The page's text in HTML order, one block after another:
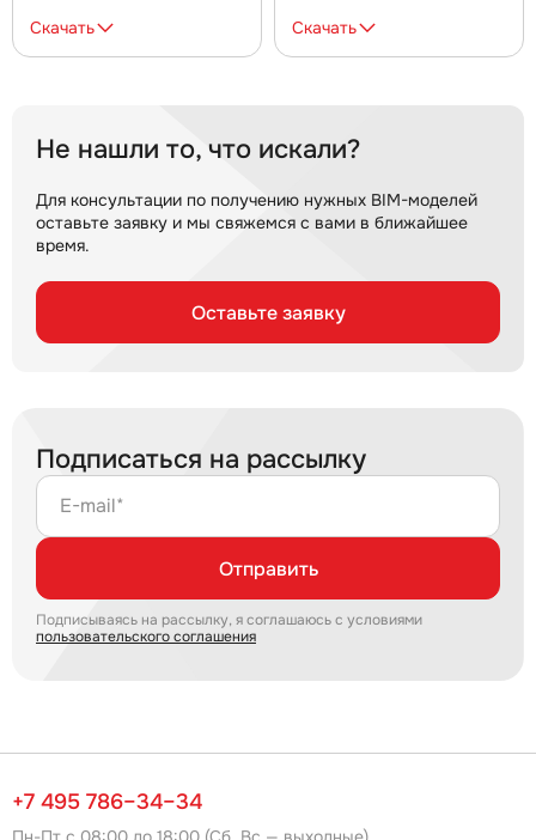
Скачать Скачать
Не нашли то, что искали?
Для консультации по получению нужных BIM-моделей
оставьте заявку и мы свяжемся с вами в ближайшее
время.
Оставьте заявку
Подписаться на рассылку
E-mail*
Отправить
Подписываясь на рассылку, я соглашаюсь с условиями
пользовательского соглашения
+7 495 786–34–34